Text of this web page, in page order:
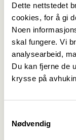
Dette nettstedet
cookies, for å gi
Noen
skal fungere. Vi
analysearbeid,
Du kan fjerne de
krysse på
Nødvendig
Sommer-
2023
24. januar 2023
Innkalling